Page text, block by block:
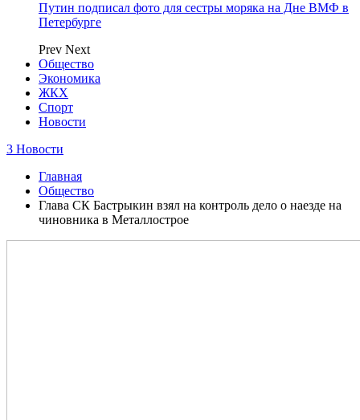
Путин подписал фото для сестры моряка на Дне ВМФ в
Петербурге
Prev Next
Общество
Экономика
ЖКХ
Спорт
Новости
3 Новости
Главная
Общество
Глава СК Бастрыкин взял на контроль дело о наезде на
чиновника в Металлострое